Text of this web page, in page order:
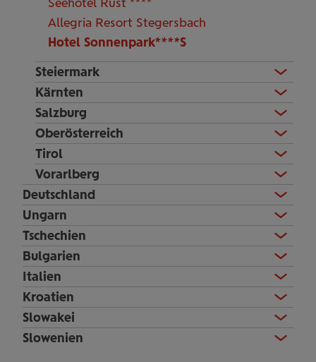
Allegria Resort Stegersbach
Hotel Sonnenpark****S
Steiermark
Kärnten
Salzburg
Oberösterreich
Tirol
Vorarlberg
Deutschland
Ungarn
Tschechien
Bulgarien
Italien
Kroatien
Slowakei
Slowenien